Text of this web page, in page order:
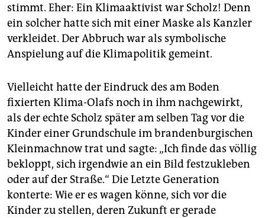
stimmt. Eher: Ein Klimaaktivist war Scholz! Denn
ein solcher hatte sich mit einer Maske als Kanzler
verkleidet. Der Abbruch war als symbolische
Anspielung auf die Klimapolitik gemeint.
Vielleicht hatte der Eindruck des am Boden
fixierten Klima-Olafs noch in ihm nachgewirkt,
als der echte Scholz später am selben Tag vor die
Kinder einer Grundschule im brandenburgischen
Kleinmachnow trat und sagte: „Ich finde das völlig
bekloppt, sich irgendwie an ein Bild festzukleben
oder auf der Straße.“ Die Letzte Generation
konterte: Wie er es wagen könne, sich vor die
Kinder zu stellen, deren Zukunft er gerade